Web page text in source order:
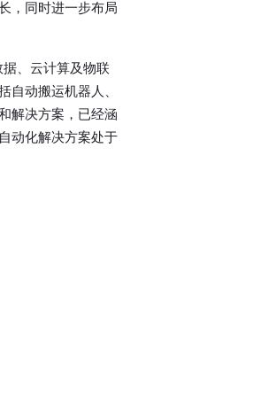
，同时进一步布局
、云计算及物联
动搬运机器人、
解决方案，已经涵
动化解决方案处于